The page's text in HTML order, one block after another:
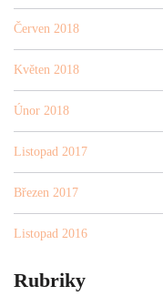
Červen 2018
Květen 2018
Únor 2018
Listopad 2017
Březen 2017
Listopad 2016
Rubriky